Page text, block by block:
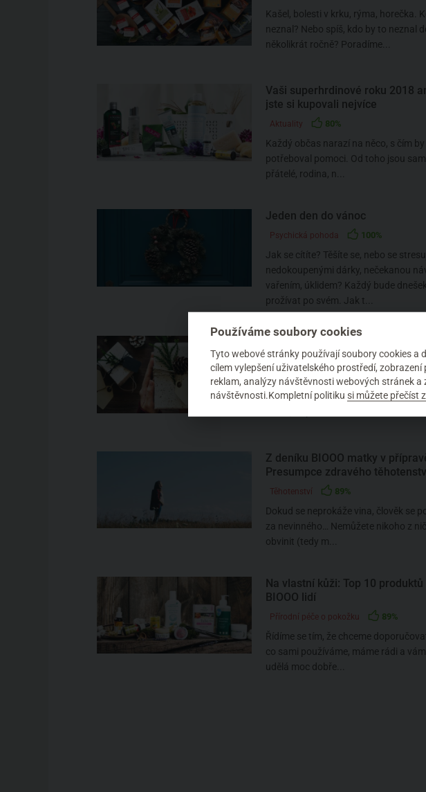
Kašel, bolesti v krku, rýma, horečka.
neznal? Nebo spíš, kdo by to neznal
několikrát ročně? Poradíme...
Vaši superhrdinové roku 2018
jste si kupovali nejvíce
Aktuality 80%
Každý občas narazí na něco, s čím by
potřeboval pomoci. Od toho jsou
přátelé, rodina, n...
Jeden den do vánoc
Psychická pohoda 100%
Jak se cítíte? Těšíte se, nebo se
nedokoupenými dárky, nečekanou
vařením, úklidem? Každý bude dnešek
prožívat po svém. Jak t...
DIY voňavé vánoční dárky
Bydlení 88%
Víte, že čich je smyslem, který umí
vyvolat naše vzpomínky? Určitě se
Z deníku BIOOO matky v
Presumpce zdravého
Těhotenství 89%
Dokud se neprokáže vina, člověk se
za nevinného… Nemůžete nikoho z
obvinit (tedy m...
Na vlastní kůži: Top 10 produktů
BIOOO lidí
Přírodní péče o pokožku 89%
Řídíme se tím, že chceme
co sami používáme, máme rádi a
udělá moc dobře...
Používáme soubory cookies
Tyto webové stránky používají soubory cookies a
cílem vylepšení uživatelského prostředí,
reklam, analýzy návštěvnosti webových stránek a
návštěvnosti.Kompletní politiku si můžete přečíst